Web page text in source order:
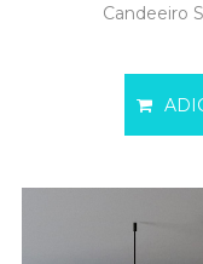
Candeeiro